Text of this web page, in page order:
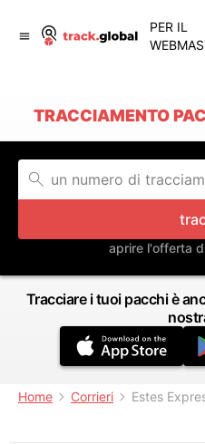
PER IL
TRACCIAMENTO
aprire l'offerta
Tracciare i tuoi pacchi è
Home Corrieri Estes